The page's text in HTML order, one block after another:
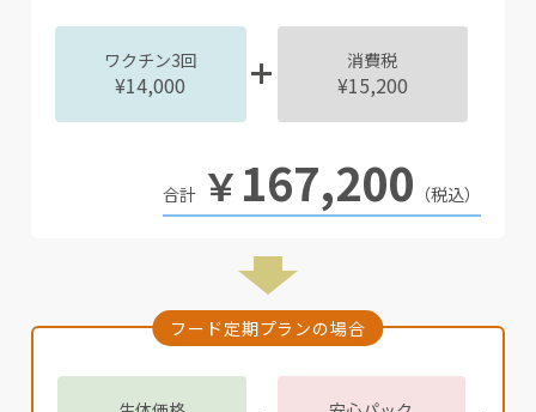
ワクチン3回
¥14,000
消費税
¥15,200
￥167,200 （税込）
フード定期プランの場合